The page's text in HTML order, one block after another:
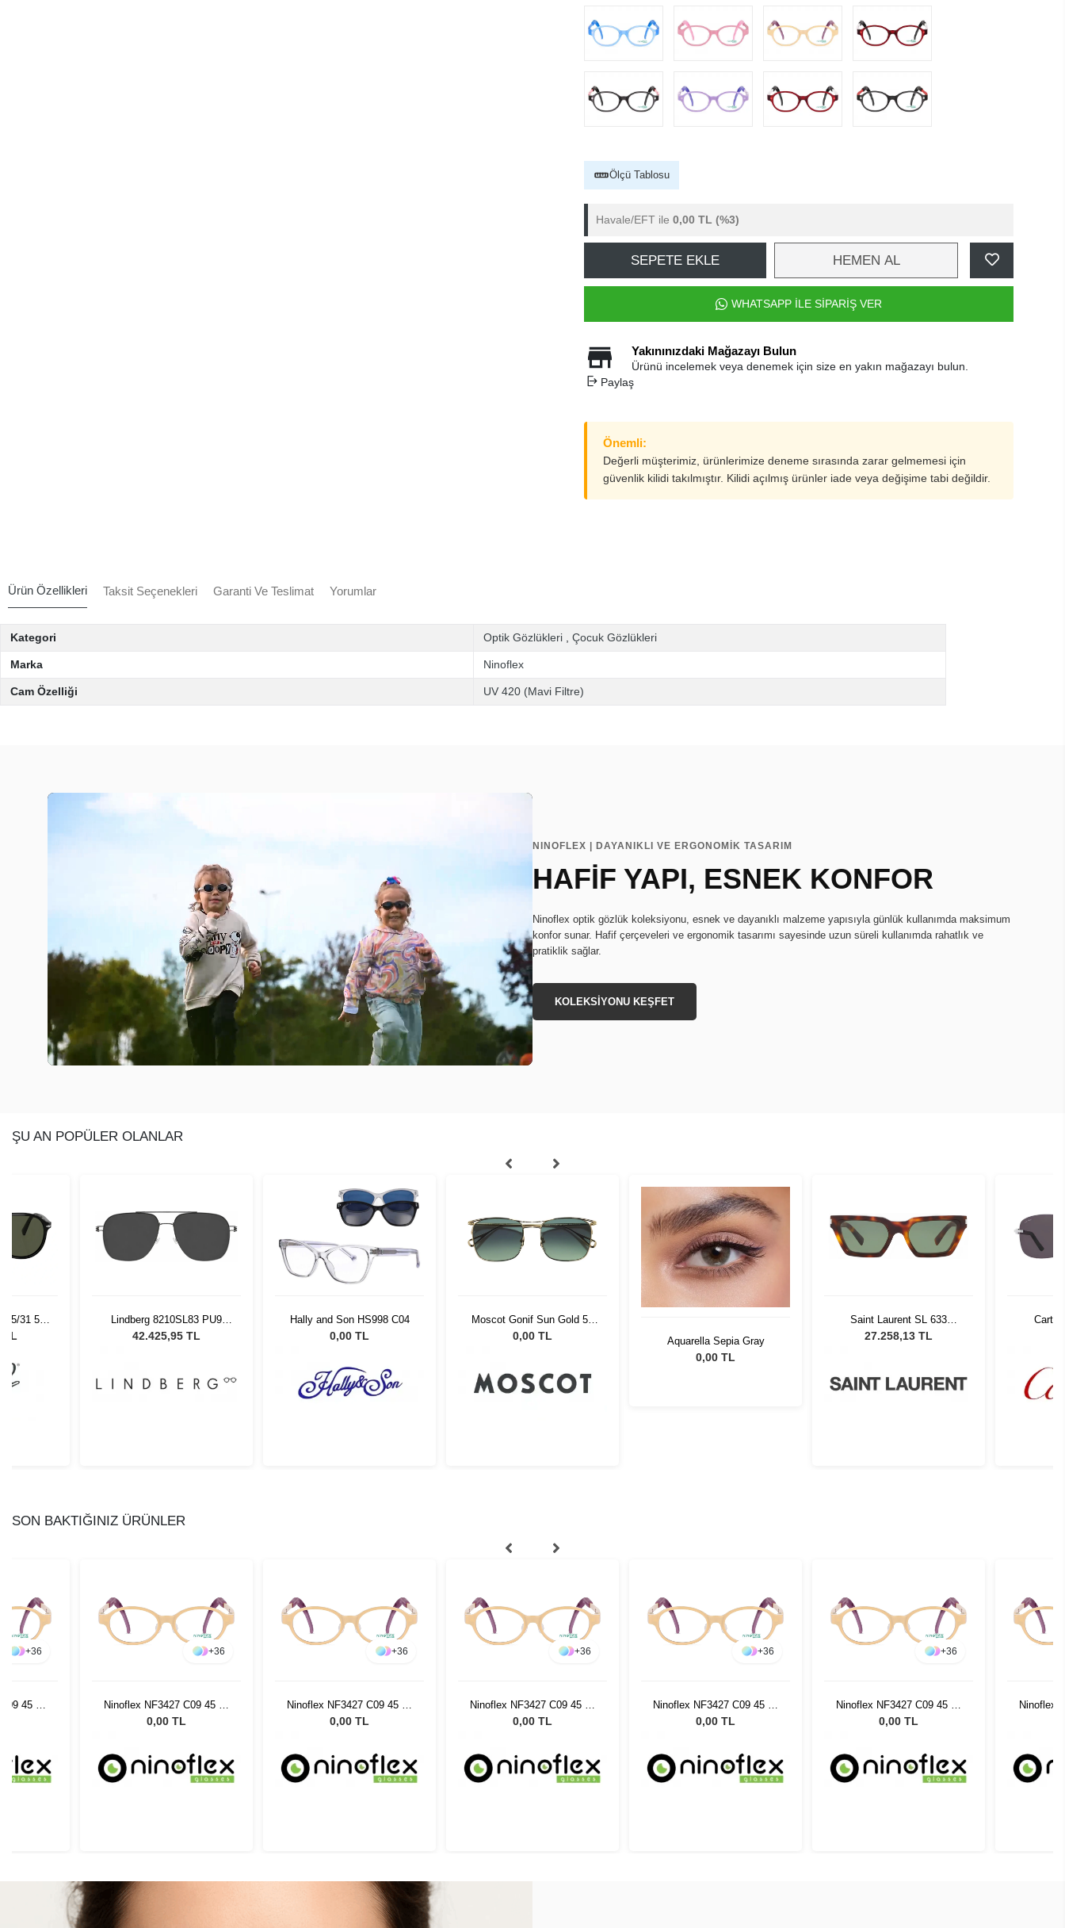
Ölçü Tablosu
Havale/EFT ile 0,00 TL (%3)
SEPETE EKLE HEMEN AL
WHATSAPP İLE SİPARİŞ VER
Yakınınızdaki Mağazayı Bulun
Ürünü incelemek veya denemek için size en yakın mağazayı bulun.
Paylaş
Önemli:
Değerli müşterimiz, ürünlerimize deneme sırasında zarar gelmemesi için
güvenlik kilidi takılmıştır. Kilidi açılmış ürünler iade veya değişime tabi değildir.
Ürün Özellikleri Taksit Seçenekleri Garanti Ve Teslimat Yorumlar
Kategori Optik Gözlükleri Çocuk Gözlükleri
Marka Ninoflex
Cam Özelliği UV 420 (Mavi Filtre)
NINOFLEX | DAYANIKLI VE ERGONOMİK TASARIM
HAFİF YAPI, ESNEK KONFOR
Ninoflex optik gözlük koleksiyonu, esnek ve dayanıklı malzeme yapısıyla günlük kullanımda maksimum
konfor sunar. Hafif çerçeveleri ve ergonomik tasarımı sayesinde uzun süreli kullanımda rahatlık ve
pratiklik sağlar.
KOLEKSİYONU KEŞFET
ŞU AN POPÜLER OLANLAR
95/31 55
TL
Lindberg 8210SL83 PU9
55145
42.425,95 TL
Hally and Son HS998 C04
0,00 TL
Moscot Gonif Sun Gold 54
Forest Wood
0,00 TL Aquarella Sepia Gray
0,00 TL
Saint Laurent SL 633
CALISTA 003
27.258,13 TL
SON BAKTIĞINIZ ÜRÜNLER
+36
45 15
+36
Ninoflex NF3427 C09 45 15
128
0,00 TL
+36
Ninoflex NF3427 C09 45 15
128
0,00 TL
+36
Ninoflex NF3427 C09 45 15
128
0,00 TL
+36
Ninoflex NF3427 C09 45 15
128
0,00 TL
+36
Ninoflex NF3427 C09 45 15
128
0,00 TL
Ninoflex